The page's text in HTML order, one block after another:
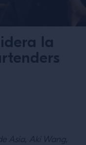
la
Asia, Aki Wang,